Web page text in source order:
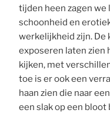
tijden heen zagen we
schoonheid en
werkelijkheid zijn. De
exposeren laten zien
kijken, met
toe is er ook een
haan zien die naar
een slak op een bloot